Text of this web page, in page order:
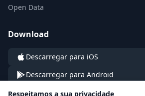
Open Data
Download
Descarregar para iOS
Descarregar para Android
Respeitamos a sua privacidade